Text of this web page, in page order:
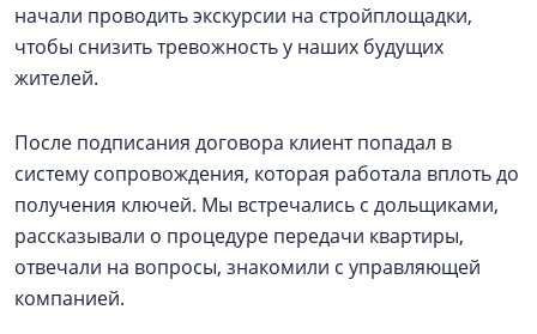
начали проводить экскурсии на стройплощадки,
чтобы снизить тревожность у наших будущих
жителей.
После подписания договора клиент попадал в
систему сопровождения, которая работала вплоть до
получения ключей. Мы встречались с дольщиками,
рассказывали о процедуре передачи квартиры,
отвечали на вопросы, знакомили с управляющей
компанией.